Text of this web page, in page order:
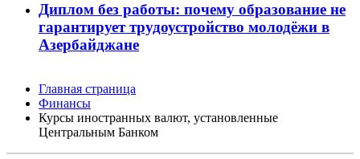
Диплом без работы: почему образование не
гарантирует трудоустройство молодёжи в
Азербайджане
Главная страница
Финансы
Курсы иностранных валют, установленные
Центральным Банком